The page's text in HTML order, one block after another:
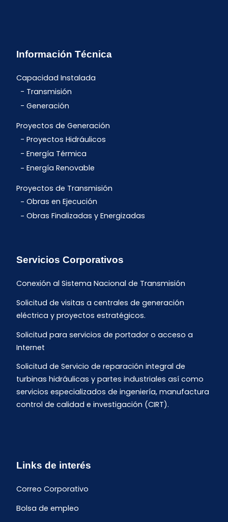
Información Técnica
Capacidad Instalada
Transmisión
Generación
Proyectos de Generación
Proyectos Hidráulicos
Energía Térmica
Energía Renovable
Proyectos de Transmisión
Obras en Ejecución
Obras Finalizadas y Energizadas
Servicios Corporativos
Conexión al Sistema Nacional de Transmisión
Solicitud de visitas a centrales de generación
eléctrica y proyectos estratégicos.
Solicitud para servicios de portador o acceso a
Internet
Solicitud de Servicio de reparación integral de
turbinas hidráulicas y partes industriales así como
servicios especializados de ingeniería, manufactura
control de calidad e investigación (CIRT).
Links de interés
Correo Corporativo
Bolsa de empleo